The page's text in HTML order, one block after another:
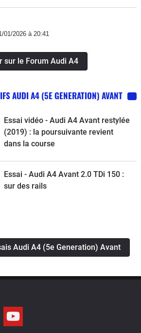
01/2026 à 20:41
sur le Forum Audi A4
AUDI A4 (5E GENERATION) AVANT
Essai vidéo - Audi A4 Avant restylée
(2019) : la poursuivante revient
dans la course
Essai - Audi A4 Avant 2.0 TDi 150 :
sur des rails
Audi A4 (5e Generation) Avant